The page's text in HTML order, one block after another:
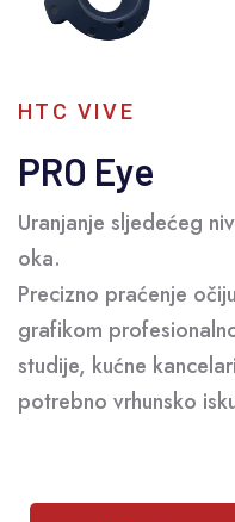
HTC VIVE
PRO Eye
Uranjanje sljedećeg
oka.
Precizno praćenje
grafikom
studije, kućne
potrebno vrhunsko